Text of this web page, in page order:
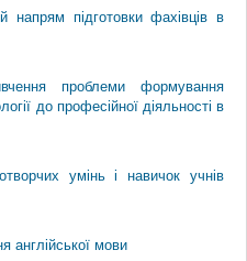
напрям підготовки фахівців в
проблеми формування
до професійної діяльності в
умінь і навичок учнів
англійської мови